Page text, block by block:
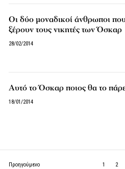
Οι δύο μοναδικοί άνθρωποι
ξέρουν τους νικητές των Όσκαρ
28/02/2014
Αυτό το Όσκαρ ποιος θα το
18/01/2014
Προηγούμενο 1 2